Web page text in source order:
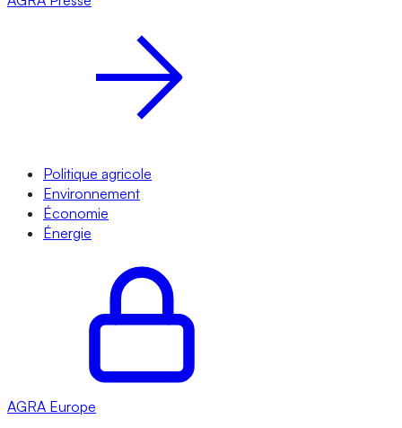
Politique agricole
Environnement
Économie
Énergie
AGRA Europe